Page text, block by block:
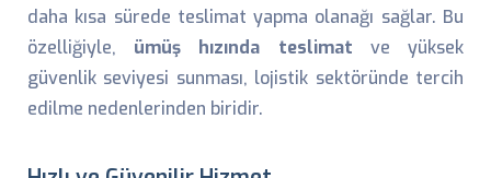
daha kısa sürede teslimat yapma olanağı sağlar. Bu
özelliğiyle, ümüş hızında teslimat ve yüksek
güvenlik seviyesi sunması, lojistik sektöründe tercih
edilme nedenlerinden biridir.